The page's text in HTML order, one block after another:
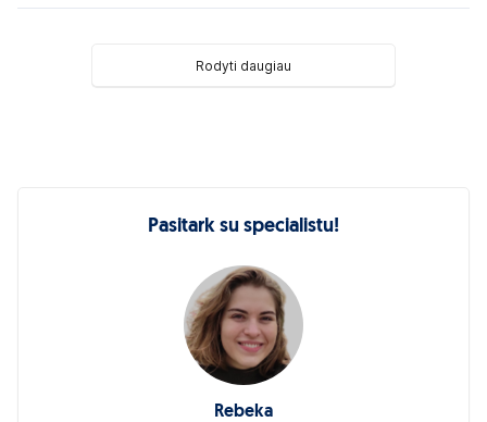
Rodyti daugiau
Pasitark su specialistu!
Rebeka